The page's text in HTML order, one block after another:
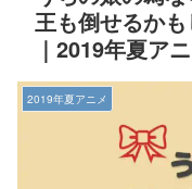
王も倒せるか
｜2019年夏ア
2019年夏アニメ